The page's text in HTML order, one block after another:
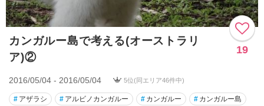
カンガルー島で考える(オーストラリ
ア)②
19
2016/05/04 - 2016/05/04 5位(同エリア46件中)
# アザラシ # アルビノカンガルー # カンガルー # カンガルー島